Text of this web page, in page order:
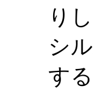
り
シ
す